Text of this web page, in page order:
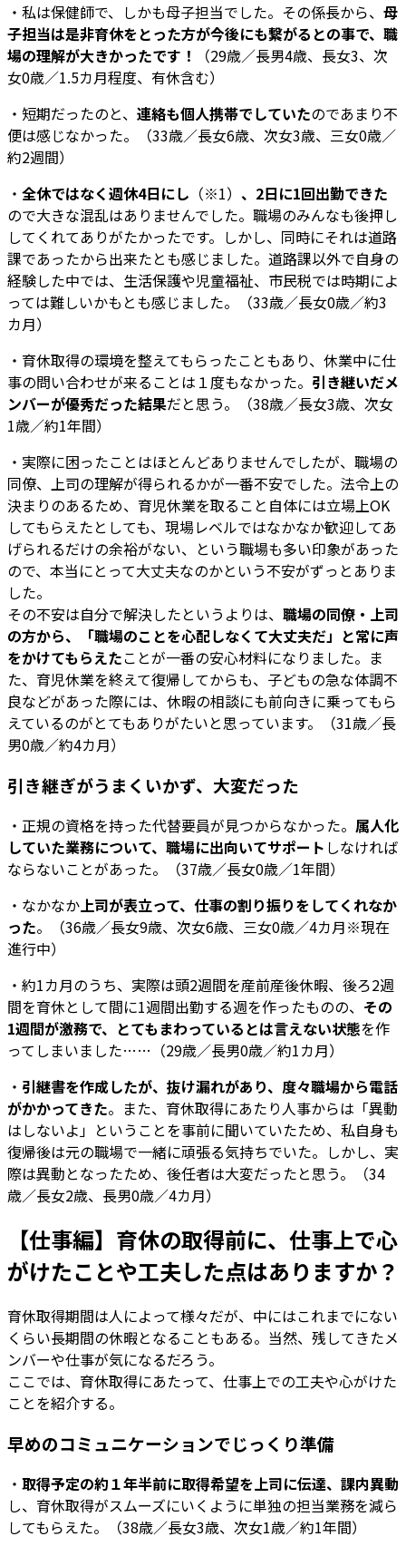
・私は保健師で、しかも母子担当でした。その係長から、 母
子担当は是非育休をとった方が今後にも繋がるとの事で、職
場の理解が大きかったです！
（29歳／長男4歳、長女3、次
女0歳／1.5カ月程度、有休含む）
・短期だったのと、 連絡も個人携帯でしていたのであまり不
便は感じなかった。（33歳／長女6歳、次女3歳、三女0歳／
約2週間）
・ 全休ではなく週休4日にし （※1） 、2日に1回出勤できた
ので大きな混乱はありませんでした。職場のみんなも後押し
してくれてありがたかったです。しかし、同時にそれは道路
課であったから出来たとも感じました。道路課以外で自身の
経験した中では、生活保護や児童福祉、市民税では時期によ
っては難しいかもとも感じました。（33歳／長女0歳／約3
カ月）
・育休取得の環境を整えてもらったこともあり、休業中に仕
事の問い合わせが来ることは１度もなかった。 引き継いだメ
ンバーが優秀だった結果だと思う。（38歳／長女3歳、次女
1歳／約1年間）
・実際に困ったことはほとんどありませんでしたが、職場の
同僚、上司の理解が得られるかが一番不安でした。法令上の
決まりのあるため、育児休業を取ること自体には立場上OK
してもらえたとしても、現場レベルではなかなか歓迎してあ
げられるだけの余裕がない、という職場も多い印象があった
ので、本当にとって大丈夫なのかという不安がずっとありま
した。
その不安は自分で解決したというよりは、 職場の同僚・上司
の方から、「職場のことを心配しなくて大丈夫だ」と常に声
をかけてもらえたことが一番の安心材料になりました。ま
た、育児休業を終えて復帰してからも、子どもの急な体調不
良などがあった際には、休暇の相談にも前向きに乗ってもら
えているのがとてもありがたいと思っています。（31歳／長
男0歳／約4カ月）
引き継ぎがうまくいかず、大変だった
・正規の資格を持った代替要員が見つからなかった。 属人化
していた業務について、職場に出向いてサポート しなければ
ならないことがあった。（37歳／長女0歳／1年間）
・なかなか 上司が表立って、仕事の割り振りをしてくれなか
った。（36歳／長女9歳、次女6歳、三女0歳／4カ月※現在
進行中）
・約1カ月のうち、実際は頭2週間を産前産後休暇、後ろ2週
間を育休として間に1週間出勤する週を作ったものの、 その
1週間が激務で、とてもまわっているとは言えない状態を作
ってしまいました……（29歳／長男0歳／約1カ月）
・ 引継書を作成したが、抜け漏れがあり、度々職場から電話
がかかってきた。また、育休取得にあたり人事からは「異動
はしないよ」ということを事前に聞いていたため、私自身も
復帰後は元の職場で一緒に頑張る気持ちでいた。しかし、実
際は異動となったため、後任者は大変だったと思う。（34
歳／長女2歳、長男0歳／4カ月）
【仕事編】育休の取得前に、仕事上で心
がけたことや工夫した点はありますか？
育休取得期間は人によって様々だが、中にはこれまでにない
くらい長期間の休暇となることもある。当然、残してきたメ
ンバーや仕事が気になるだろう。
ここでは、育休取得にあたって、仕事上での工夫や心がけた
ことを紹介する。
早めのコミュニケーションでじっくり準備
・ 取得予定の約１年半前に取得希望を上司に伝達、課内異動
し、育休取得がスムーズにいくように単独の担当業務を減ら
してもらえた。（38歳／長女3歳、次女1歳／約1年間）